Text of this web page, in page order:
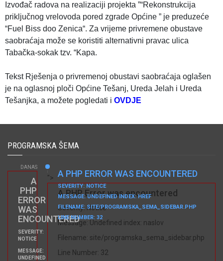
Izvođač radova na realizaciji projekta ”“Rekonstrukcija
priključnog vrelovoda pored zgrade Općine ” je preduzeće
“Fuel Biss doo Zenica“. Za vrijeme privremene obustave
saobraćaja može se koristiti alternativni pravac ulica
Tabačka-sokak tzv. “Kapa.
Tekst Rješenja o privremenoj obustavi saobraćaja oglašen
je na oglasnoj ploči Općine Tešanj, Ureda Jelah i Ureda
Tešanjka, a možete pogledati i OVDJE
PROGRAMSKA ŠEMA
DANAS
A
PHP
ERROR
WAS
ENCOUNTERED
SEVERITY:
NOTICE
MESSAGE:
UNDEFINED
A PHP ERROR WAS ENCOUNTERED
SEVERITY: NOTICE
MESSAGE: UNDEFINED INDEX: HREF
FILENAME: SITE/PROGRAMSKA_SEMA_SIDEBAR.PHP
LINE NUMBER: 32
">
A PHP Error was encountered
Severity: Notice
Message: Undefined index: naslov
Filename: site/programska_sema_sidebar.php
Line Number: 32